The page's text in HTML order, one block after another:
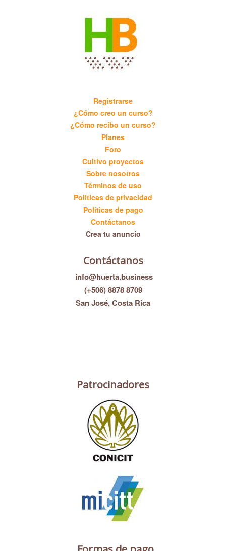
Registrarse
¿Cómo creo un curso?
¿Cómo recibo un curso?
Planes
Foro
Cultivo proyectos
Sobre nosotros
Términos de uso
Políticas de privacidad
Políticas de pago
Contáctanos
Crea tu anuncio
Contáctanos
info@huerta.business
(+506) 8878 8709
San José, Costa Rica
Patrocinadores